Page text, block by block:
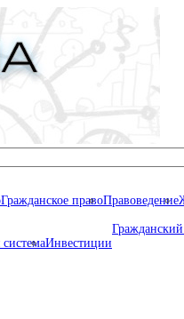
Гражданское правоПравоведение
Инвестиции